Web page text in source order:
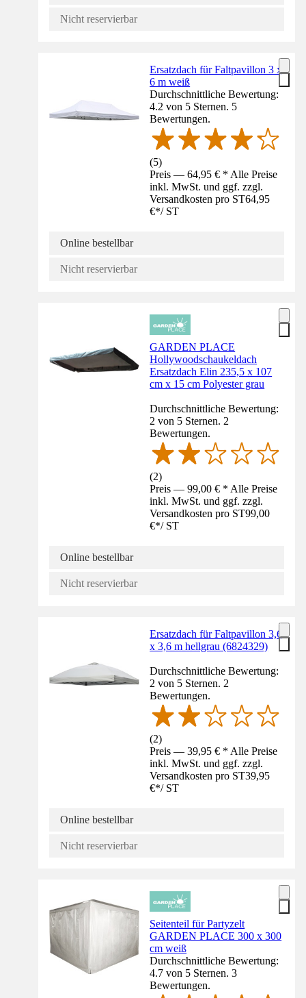
Nicht reservierbar
Ersatzdach für Faltpavillon 3 x
6 m weiß
Durchschnittliche Bewertung:
4.2 von 5 Sternen. 5
Bewertungen.
(5)
Preis — 64,95 € * Alle Preise
inkl. MwSt. und ggf. zzgl.
Versandkosten pro ST64,95
€*/ ST
Online bestellbar
Nicht reservierbar
GARDEN PLACE
Hollywoodschaukeldach
Ersatzdach Elin 235,5 x 107
cm x 15 cm Polyester grau
Durchschnittliche Bewertung:
2 von 5 Sternen. 2
Bewertungen.
(2)
Preis — 99,00 € * Alle Preise
inkl. MwSt. und ggf. zzgl.
Versandkosten pro ST99,00
€*/ ST
Online bestellbar
Nicht reservierbar
Ersatzdach für Faltpavillon 3,6
x 3,6 m hellgrau (6824329)
Durchschnittliche Bewertung:
2 von 5 Sternen. 2
Bewertungen.
(2)
Preis — 39,95 € * Alle Preise
inkl. MwSt. und ggf. zzgl.
Versandkosten pro ST39,95
€*/ ST
Online bestellbar
Nicht reservierbar
Seitenteil für Partyzelt
GARDEN PLACE 300 x 300
cm weiß
Durchschnittliche Bewertung:
4.7 von 5 Sternen. 3
Bewertungen.